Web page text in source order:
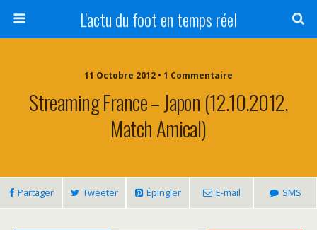
L'actu du foot en temps réel
11 Octobre 2012 • 1 Commentaire
Streaming France – Japon (12.10.2012,
Match Amical)
Partager Tweeter Épingler E-mail SMS